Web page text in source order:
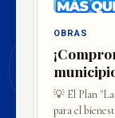
OBRAS
💡 El Plan
para el